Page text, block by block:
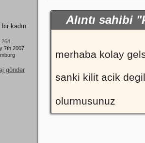
264
7th 2007
Alıntı sahibi
merhaba kolay
sanki kilit acik
olurmusunuz